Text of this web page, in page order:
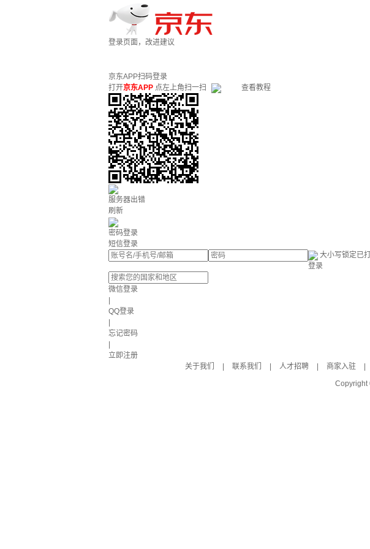
登录页面，改进建议
京东APP扫码登录
打开京东APP 点左上角扫一扫 查看教程
服务器出错
刷新
密码登录
短信登录
大小写锁定已
登录
微信登录
QQ登录
忘记密码
立即注册
关于我们
联系我们 人才招聘 商家入驻
Copyright